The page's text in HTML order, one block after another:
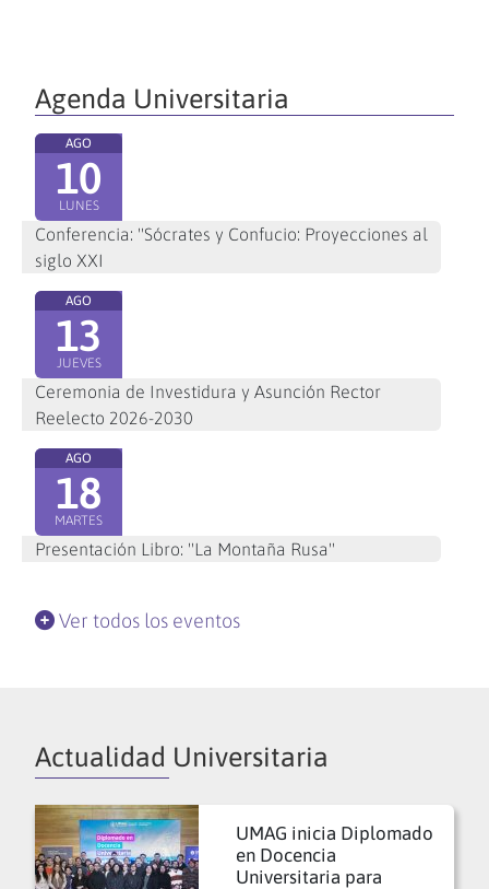
Agenda Universitaria
AGO
10
LUNES
Conferencia: "Sócrates y Confucio: Proyecciones al
siglo XXI
AGO
13
JUEVES
Ceremonia de Investidura y Asunción Rector
Reelecto 2026-2030
AGO
18
MARTES
Presentación Libro: "La Montaña Rusa"
Ver todos los eventos
Actualidad Universitaria
UMAG inicia Diplomado
en Docencia
Universitaria para